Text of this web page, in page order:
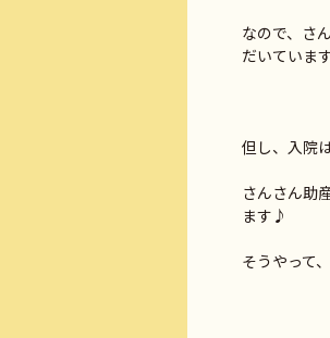
なので、さ
だいています
但し、入院
さんさん助
ます♪
そうやって